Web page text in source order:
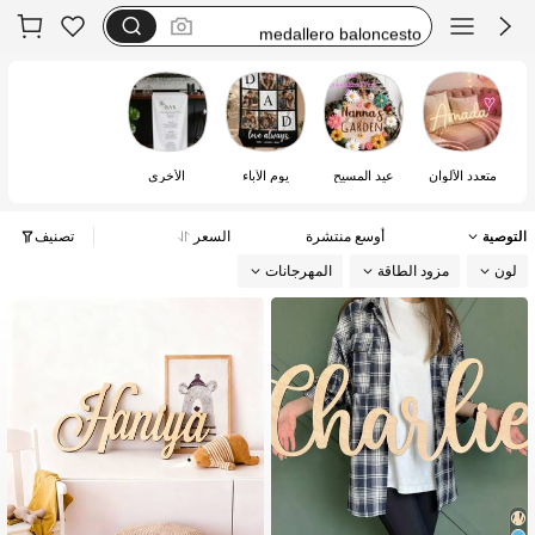
medallero baloncesto
هدايا للرجال
متعدد الألوان عيد المسيح يوم الآباء الأخرى
التوصية أوسع منتشرة السعر تصنيف
لون مزود الطاقة المهرجانات